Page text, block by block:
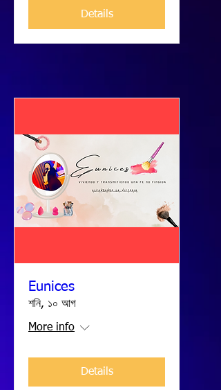
Details
Eunices
শনি, ১০ আগ
More info
Details